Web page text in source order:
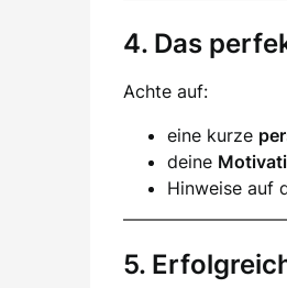
4. Das
Achte auf:
eine kurze
deine
Hinweise auf
5.